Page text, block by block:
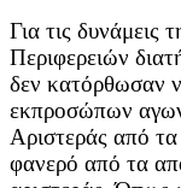
Για τις δυνάμεις
Περιφερειών
δεν κατόρθωσαν
εκπροσώπων
Αριστεράς από τα
φανερό από τα